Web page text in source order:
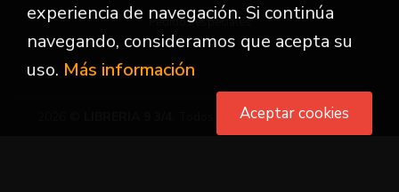
Pedidos especiales
. Todos los Derechos Reservados
experiencia de navegación. Si continúa
navegando, consideramos que acepta su
uso. Más información
Aceptar cookies